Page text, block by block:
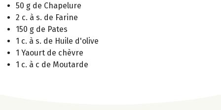
50 g de Chapelure
2 c. à s. de Farine
150 g de Pates
1 c. à s. de Huile d'olive
1 Yaourt de chèvre
1 c. à c de Moutarde